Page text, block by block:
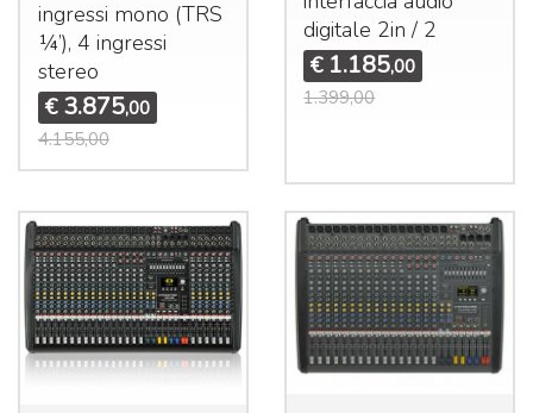
ingressi mono (TRS
¼’), 4 ingressi
stereo
€ 3.875,00
4.155,00
digitale 2in / 2
€ 1.185,00
1.399,00